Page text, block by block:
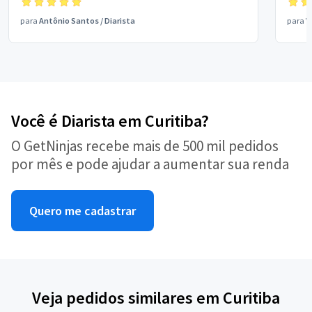
para Antônio Santos /Diarista para
Você é Diarista em Curitiba?
O GetNinjas recebe mais de 500 mil pedidos
por mês e pode ajudar a aumentar sua renda
Quero me cadastrar
Veja pedidos similares em Curitiba